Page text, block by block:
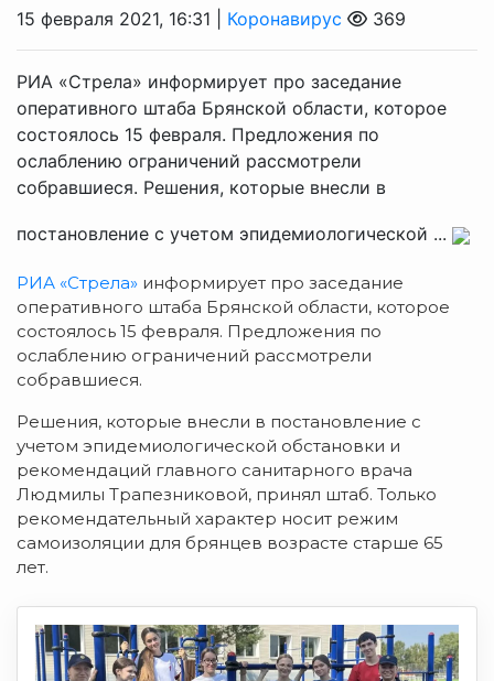
15 февраля 2021, 16:31 | Коронавирус 369
РИА «Стрела» информирует про заседание
оперативного штаба Брянской области, которое
состоялось 15 февраля. Предложения по
ослаблению ограничений рассмотрели
собравшиеся. Решения, которые внесли в
постановление с учетом эпидемиологической ...
РИА «Стрела» информирует про заседание
оперативного штаба Брянской области, которое
состоялось 15 февраля. Предложения по
ослаблению ограничений рассмотрели
собравшиеся.
Решения, которые внесли в постановление с
учетом эпидемиологической обстановки и
рекомендаций главного санитарного врача
Людмилы Трапезниковой, принял штаб. Только
рекомендательный характер носит режим
самоизоляции для брянцев возрасте старше 65
лет.